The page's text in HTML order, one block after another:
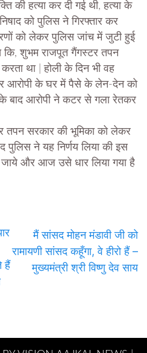
की हत्या कर दी गई थी, हत्या के
को पुलिस ने गिरफ्तार कर
को लेकर पुलिस जांच में जुटी हुई
कि, शुभम राजपूत गैंगस्टर तपन
था | होली के दिन भी वह
आरोपी के घर में पैसे के लेन-देन को
बाद आरोपी ने कटर से गला रेतकर
तपन सरकार की भूमिका को लेकर
पुलिस ने यह निर्णय लिया की इस
जाये और आज उसे धार लिया गया है
हैं
मैं सांसद मोहन मंडावी जी को
रामायणी सांसद कहूँगा, वे हीरो हैं –
मुख्यमंत्री श्री विष्णु देव साय